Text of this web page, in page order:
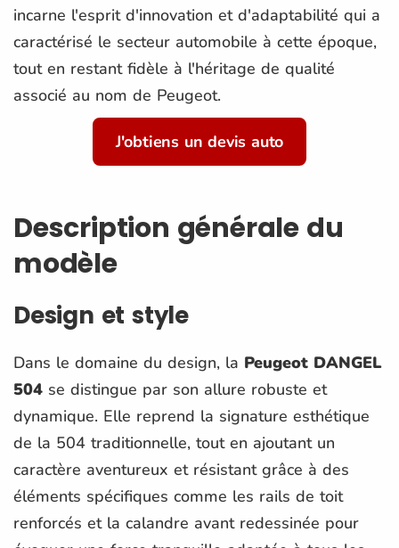
incarne l'esprit d'innovation et d'adaptabilité qui a
caractérisé le secteur automobile à cette époque,
tout en restant fidèle à l'héritage de qualité
associé au nom de Peugeot.
J'obtiens un devis auto
Description générale du
modèle
Design et style
Dans le domaine du design, la Peugeot DANGEL
504 se distingue par son allure robuste et
dynamique. Elle reprend la signature esthétique
de la 504 traditionnelle, tout en ajoutant un
caractère aventureux et résistant grâce à des
éléments spécifiques comme les rails de toit
renforcés et la calandre avant redessinée pour